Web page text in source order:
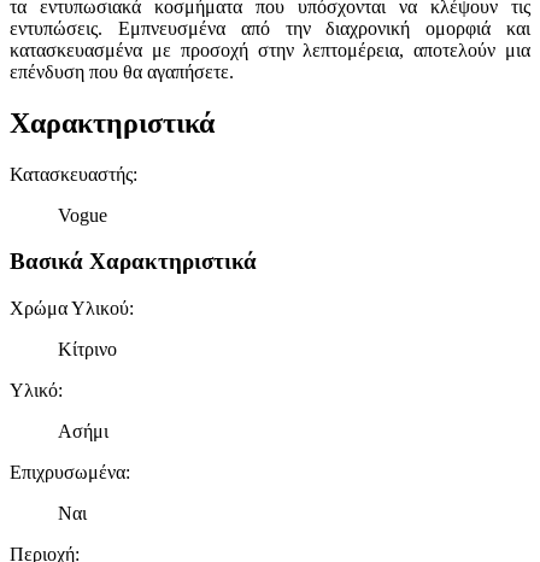
τα εντυπωσιακά κοσμήματα που υπόσχονται να κλέψουν τις
εντυπώσεις. Εμπνευσμένα από την διαχρονική ομορφιά και
κατασκευασμένα με προσοχή στην λεπτομέρεια, αποτελούν μια
επένδυση που θα αγαπήσετε.
Χαρακτηριστικά
Κατασκευαστής:
Vogue
Βασικά Χαρακτηριστικά
Χρώμα Υλικού:
Κίτρινο
Υλικό:
Ασήμι
Επιχρυσωμένα:
Ναι
Περιοχή: